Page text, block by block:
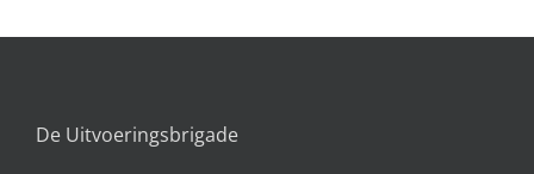
De Uitvoeringsbrigade